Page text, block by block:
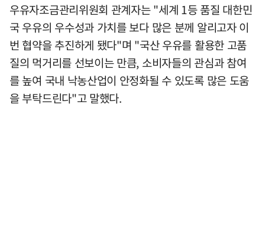
우유자조금관리위원회 관계자는 "세계 1등 품질 대한민
국 우유의 우수성과 가치를 보다 많은 분께 알리고자 이
번 협약을 추진하게 됐다"며 "국산 우유를 활용한 고품
질의 먹거리를 선보이는 만큼, 소비자들의 관심과 참여
를 높여 국내 낙농산업이 안정화될 수 있도록 많은 도움
을 부탁드린다"고 말했다.